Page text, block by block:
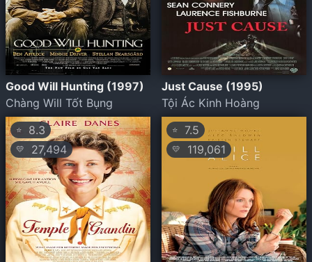
Good Will Hunting (1997)
Chàng Will Tốt Bụng
Just Cause (1995)
Tội Ác Kinh Hoàng
⭐ 8.3
💛 27,494
⭐ 7.5
💛 119,061